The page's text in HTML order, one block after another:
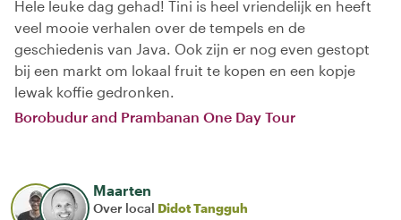
Hele leuke dag gehad! Tini is heel vriendelijk en heeft
veel mooie verhalen over de tempels en de
geschiedenis van Java. Ook zijn er nog even gestopt
bij een markt om lokaal fruit te kopen en een kopje
lewak koffie gedronken.
Borobudur and Prambanan One Day Tour
Maarten
Over local Didot Tangguh